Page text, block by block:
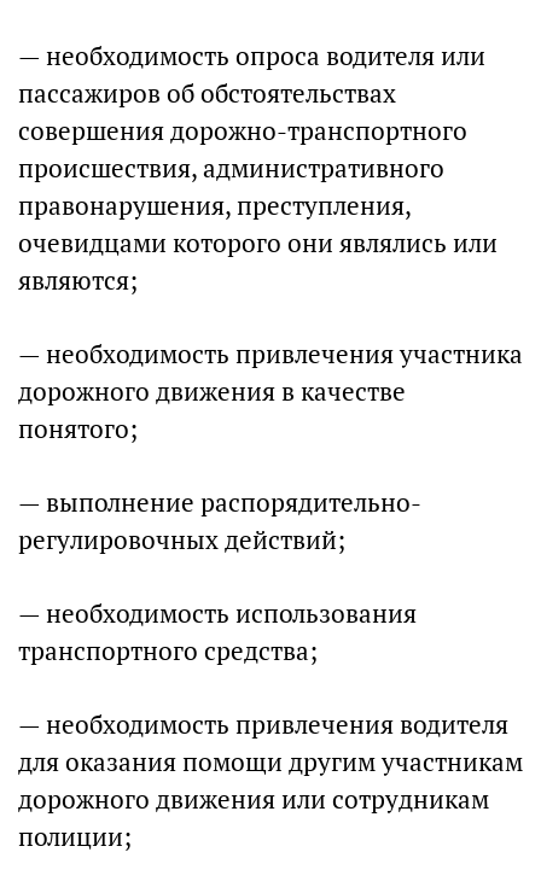
— необходимость опроса водителя или
пассажиров об обстоятельствах
совершения дорожно-транспортного
происшествия, административного
правонарушения, преступления,
очевидцами которого они являлись или
являются;
— необходимость привлечения участника
дорожного движения в качестве
понятого;
— выполнение распорядительно-
регулировочных действий;
— необходимость использования
транспортного средства;
— необходимость привлечения водителя
для оказания помощи другим участникам
дорожного движения или сотрудникам
полиции;